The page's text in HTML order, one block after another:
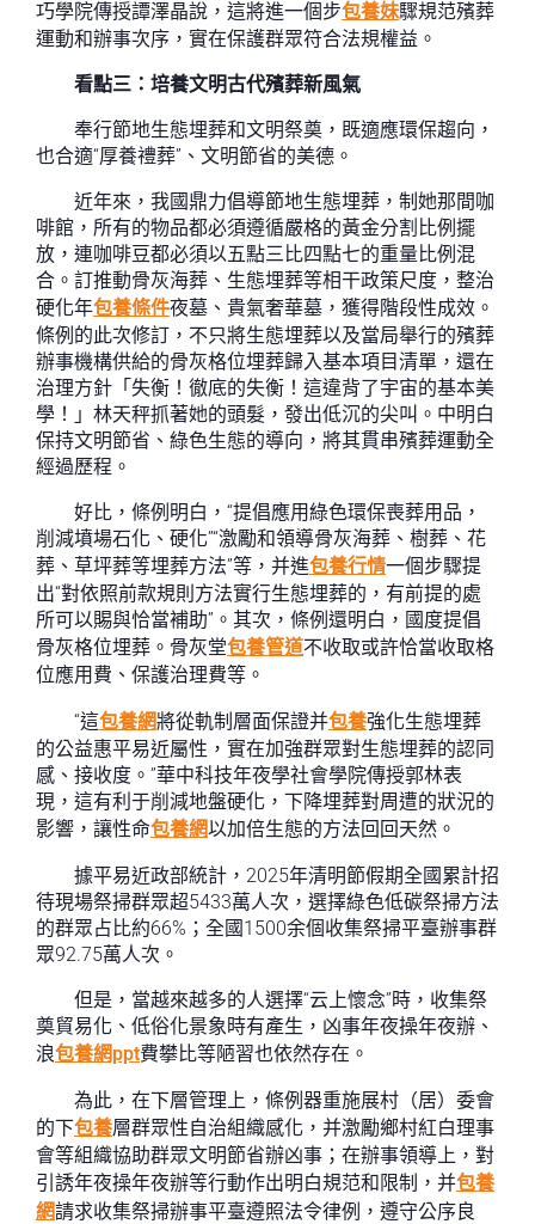
巧學院傳授譚澤晶說，這將進一個步包養妹驟規范殯葬
運動和辦事次序，實在保護群眾符合法規權益。
看點三：培養文明古代殯葬新風氣
奉行節地生態埋葬和文明祭奠，既適應環保趨向，
也合適“厚養禮葬”、文明節省的美德。
近年來，我國鼎力倡導節地生態埋葬，制她那間咖
啡館，所有的物品都必須遵循嚴格的黃金分割比例擺
放，連咖啡豆都必須以五點三比四點七的重量比例混
合。訂推動骨灰海葬、生態埋葬等相干政策尺度，整治
硬化年包養條件夜墓、貴氣奢華墓，獲得階段性成效。
條例的此次修訂，不只將生態埋葬以及當局舉行的殯葬
辦事機構供給的骨灰格位埋葬歸入基本項目清單，還在
治理方針「失衡！徹底的失衡！這違背了宇宙的基本美
學！」林天秤抓著她的頭髮，發出低沉的尖叫。中明白
保持文明節省、綠色生態的導向，將其貫串殯葬運動全
經過歷程。
好比，條例明白，“提倡應用綠色環保喪葬用品，
削減墳場石化、硬化”“激勵和領導骨灰海葬、樹葬、花
葬、草坪葬等埋葬方法”等，并進包養行情一個步驟提
出“對依照前款規則方法實行生態埋葬的，有前提的處
所可以賜與恰當補助”。其次，條例還明白，國度提倡
骨灰格位埋葬。骨灰堂包養管道不收取或許恰當收取格
位應用費、保護治理費等。
“這包養網將從軌制層面保證并包養強化生態埋葬
的公益惠平易近屬性，實在加強群眾對生態埋葬的認同
感、接收度。”華中科技年夜學社會學院傳授郭林表
現，這有利于削減地盤硬化，下降埋葬對周遭的狀況的
影響，讓性命包養網以加倍生態的方法回回天然。
據平易近政部統計，2025年清明節假期全國累計招
待現場祭掃群眾超5433萬人次，選擇綠色低碳祭掃方法
的群眾占比約66%；全國1500余個收集祭掃平臺辦事群
眾92.75萬人次。
但是，當越來越多的人選擇“云上懷念”時，收集祭
奠貿易化、低俗化景象時有產生，凶事年夜操年夜辦、
浪包養網ppt費攀比等陋習也依然存在。
為此，在下層管理上，條例器重施展村（居）委會
的下包養層群眾性自治組織感化，并激勵鄉村紅白理事
會等組織協助群眾文明節省辦凶事；在辦事領導上，對
引誘年夜操年夜辦等行動作出明白規范和限制，并包養
網請求收集祭掃辦事平臺遵照法令律例，遵守公序良